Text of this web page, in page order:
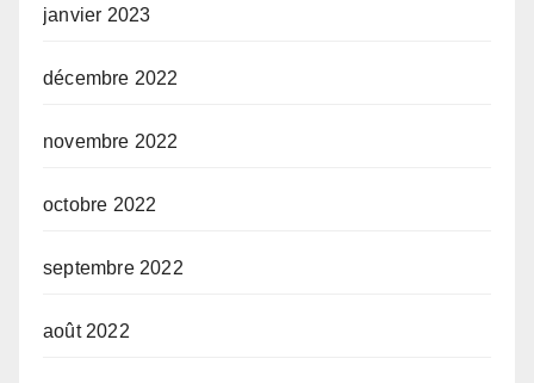
janvier 2023
décembre 2022
novembre 2022
octobre 2022
septembre 2022
août 2022